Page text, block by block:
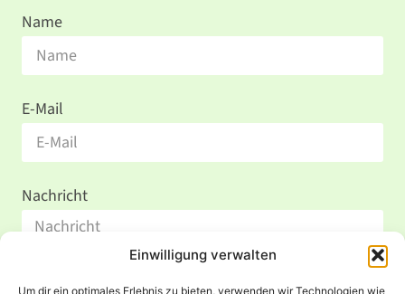
Einwilligung verwalten
Um dir ein optimales Erlebnis zu bieten, verwenden wir Technologien wie
Name
E-Mail
Nachricht